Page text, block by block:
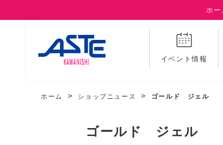
ホー
イベント情報
ホーム ショップニュース ゴールド ジェル
ゴールド ジェル